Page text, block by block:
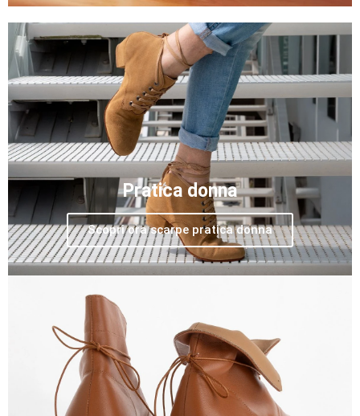
Pratica donna
Scopri ora scarpe pratica donna